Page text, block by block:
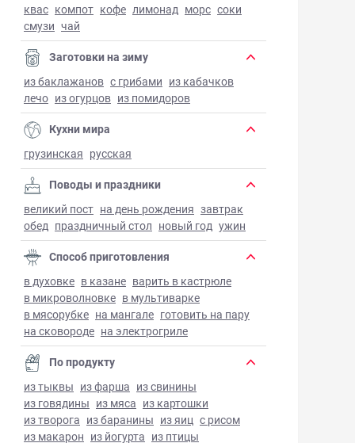
квас компот кофе лимонад морс соки
смузи чай
Заготовки на зиму
из баклажанов с грибами из кабачков
лечо из огурцов из помидоров
Кухни мира
грузинская русская
Поводы и праздники
великий пост на день рождения завтрак
обед праздничный стол новый год ужин
Способ приготовления
в духовке в казане варить в кастрюле
в микроволновке в мультиварке
в мясорубке на мангале готовить на пару
на сковороде на электрогриле
По продукту
из тыквы из фарша из свинины
из говядины из мяса из картошки
из творога из баранины из яиц с рисом
из макарон из йогурта из птицы